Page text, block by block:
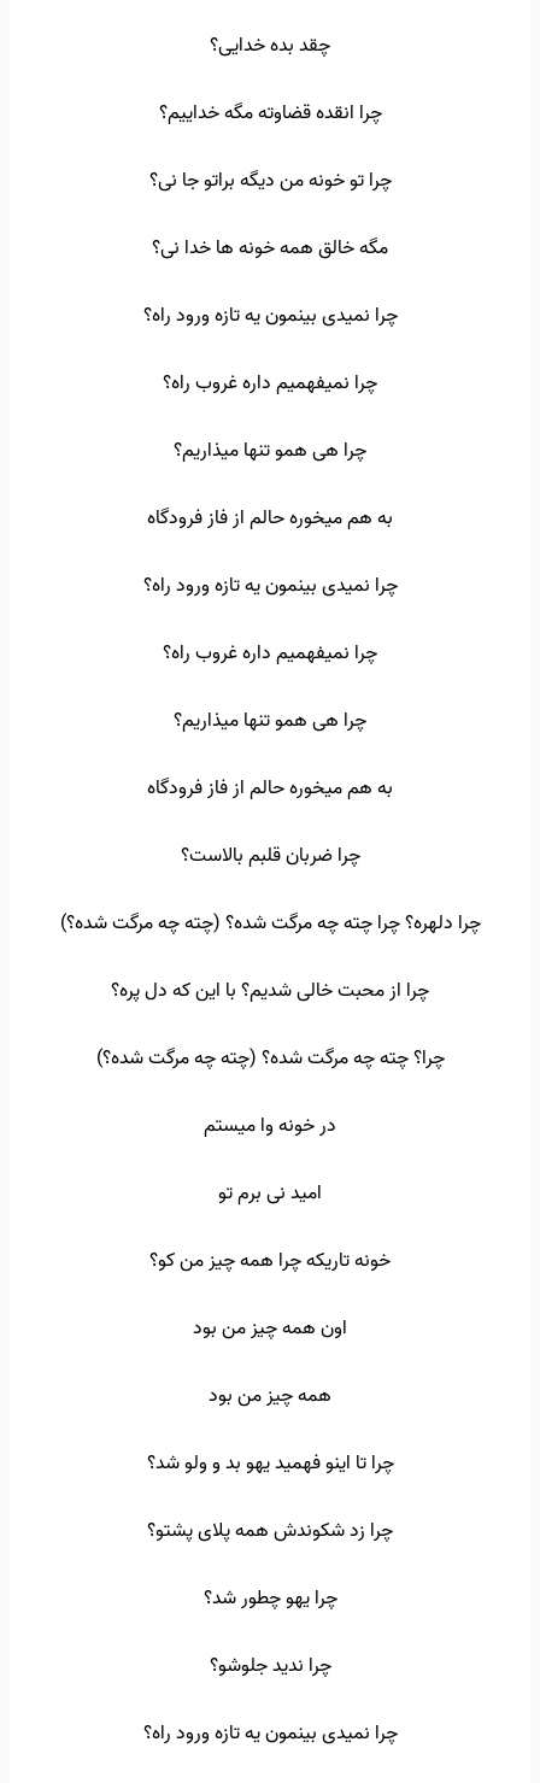
چقد بده خدایی؟
چرا انقده قضاوته مگه خداییم؟
چرا تو خونه من دیگه براتو جا نی؟
مگه خالق همه خونه ها خدا نی؟
چرا نمیدی بینمون یه تازه ورود راه؟
چرا نمیفهمیم داره غروب راه؟
چرا هی همو تنها میذاریم؟
به هم میخوره حالم از فاز فرودگاه
چرا نمیدی بینمون یه تازه ورود راه؟
چرا نمیفهمیم داره غروب راه؟
چرا هی همو تنها میذاریم؟
به هم میخوره حالم از فاز فرودگاه
چرا ضربان قلبم بالاست؟
چرا دلهره؟ چرا چته چه مرگت شده؟ (چته چه مرگت شده؟)
چرا از محبت خالی شدیم؟ با این که دل پره؟
چرا؟ چته چه مرگت شده؟ (چته چه مرگت شده؟)
در خونه وا میستم
امید نی برم تو
خونه تاریکه چرا همه چیز من کو؟
اون همه چیز من بود
همه چیز من بود
چرا تا اینو فهمید یهو بد و ولو شد؟
چرا زد شکوندش همه پلای پشتو؟
چرا یهو چطور شد؟
چرا ندید جلوشو؟
چرا نمیدی بینمون یه تازه ورود راه؟